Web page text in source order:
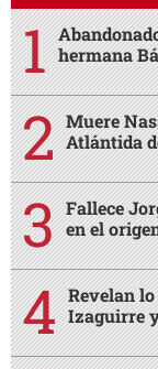
hermana
Muere
Atlántida
Fallece
en el
Revelan
Izaguirre